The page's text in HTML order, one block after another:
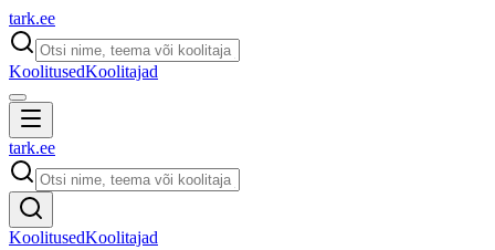
tark.ee
KoolitusedKoolitajad
tark.ee
KoolitusedKoolitajad